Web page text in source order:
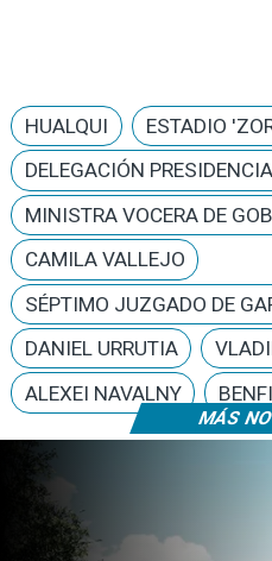
MÁS
HUALQUI
ESTADIO
DELEGACIÓN
MINISTRA VOCERA DE
CAMILA VALLEJO
SÉPTIMO JUZGADO DE
DANIEL URRUTIA
ALEXEI NAVALNY